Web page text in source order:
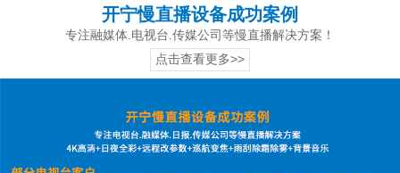
开宁慢直播设备成功案例
专注融媒体.电视台.传媒公司等慢直播解决方案！
点击查看更多>>